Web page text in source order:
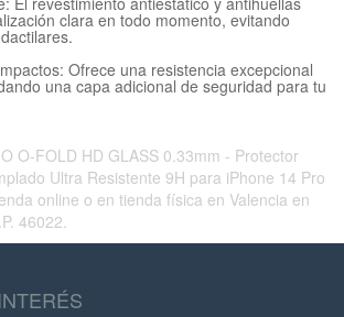
clara en todo momento, evitando
Ofrece una resistencia excepcional
una capa adicional de seguridad para tu
O-FOLD HD GLASS 0.33mm - Protector
Ultra Resistente 9H para iPhone 14 Pro
online o en tienda física en Valencia en
46022.